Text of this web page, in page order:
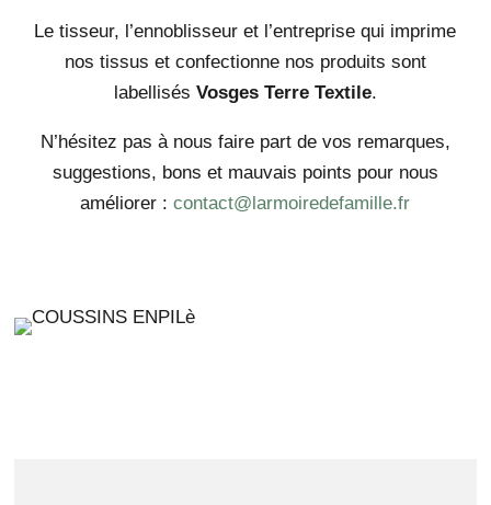
Le tisseur, l’ennoblisseur et l’entreprise qui imprime
nos tissus et confectionne nos produits sont
labellisés Vosges Terre Textile.
N’hésitez pas à nous faire part de vos remarques,
suggestions, bons et mauvais points pour nous
améliorer :contact@larmoiredefamille.fr